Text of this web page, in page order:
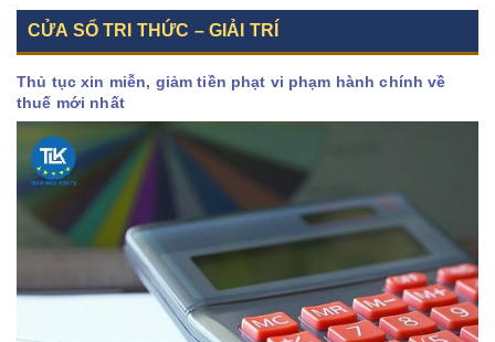
CỬA SỔ TRI THỨC – GIẢI TRÍ
Thủ tục xin miễn, giảm tiền phạt vi phạm hành chính về
thuế mới nhất